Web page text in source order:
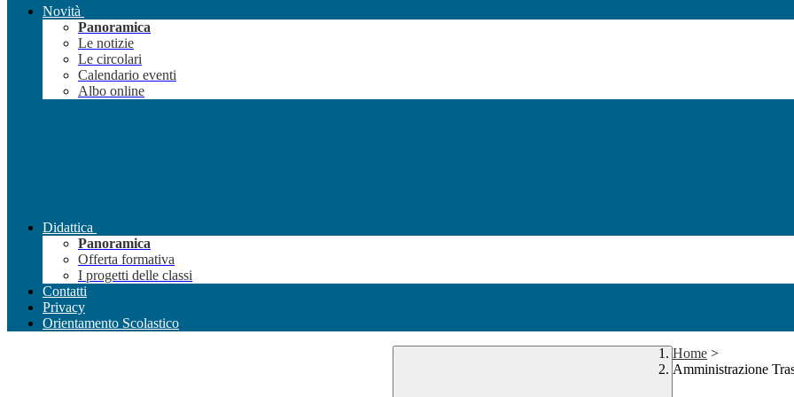
Novità
Panoramica
Le notizie
Le circolari
Calendario eventi
Albo online
Didattica
Panoramica
Offerta formativa
I progetti delle classi
Contatti
Privacy
Orientamento Scolastico
Home >
Amministrazione